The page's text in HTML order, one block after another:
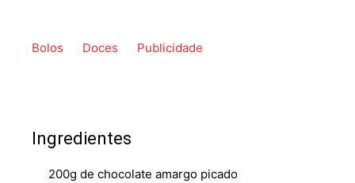
Bolos Doces Publicidade
Ingredientes
200g de chocolate amargo picado